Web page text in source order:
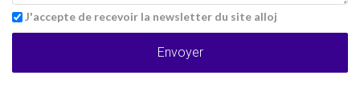
J'accepte de recevoir la newsletter du site alloj
Envoyer